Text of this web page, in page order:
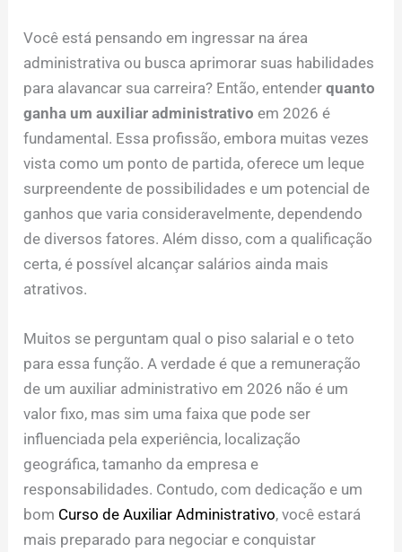
Você está pensando em ingressar na área
administrativa ou busca aprimorar suas habilidades
para alavancar sua carreira? Então, entenderquanto
ganha um auxiliar administrativo em 2026 é
fundamental. Essa profissão, embora muitas vezes
vista como um ponto de partida, oferece um leque
surpreendente de possibilidades e um potencial de
ganhos que varia consideravelmente, dependendo
de diversos fatores. Além disso, com a qualificação
certa, é possível alcançar salários ainda mais
atrativos.
Muitos se perguntam qual o piso salarial e o teto
para essa função. A verdade é que a remuneração
de um auxiliar administrativo em 2026 não é um
valor fixo, mas sim uma faixa que pode ser
influenciada pela experiência, localização
geográfica, tamanho da empresa e
responsabilidades. Contudo, com dedicação e um
bom Curso de Auxiliar Administrativo, você estará
mais preparado para negociar e conquistar